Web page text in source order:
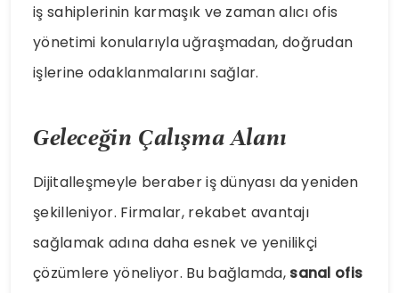
iş sahiplerinin karmaşık ve zaman alıcı ofis
yönetimi konularıyla uğraşmadan, doğrudan
işlerine odaklanmalarını sağlar.
Geleceğin Çalışma Alanı
Dijitalleşmeyle beraber iş dünyası da yeniden
şekilleniyor. Firmalar, rekabet avantajı
sağlamak adına daha esnek ve yenilikçi
çözümlere yöneliyor. Bu bağlamda, sanal ofis